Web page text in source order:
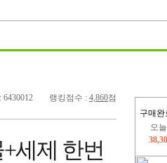
구매완
오
랭킹점수 : 4,860점
세제 한번